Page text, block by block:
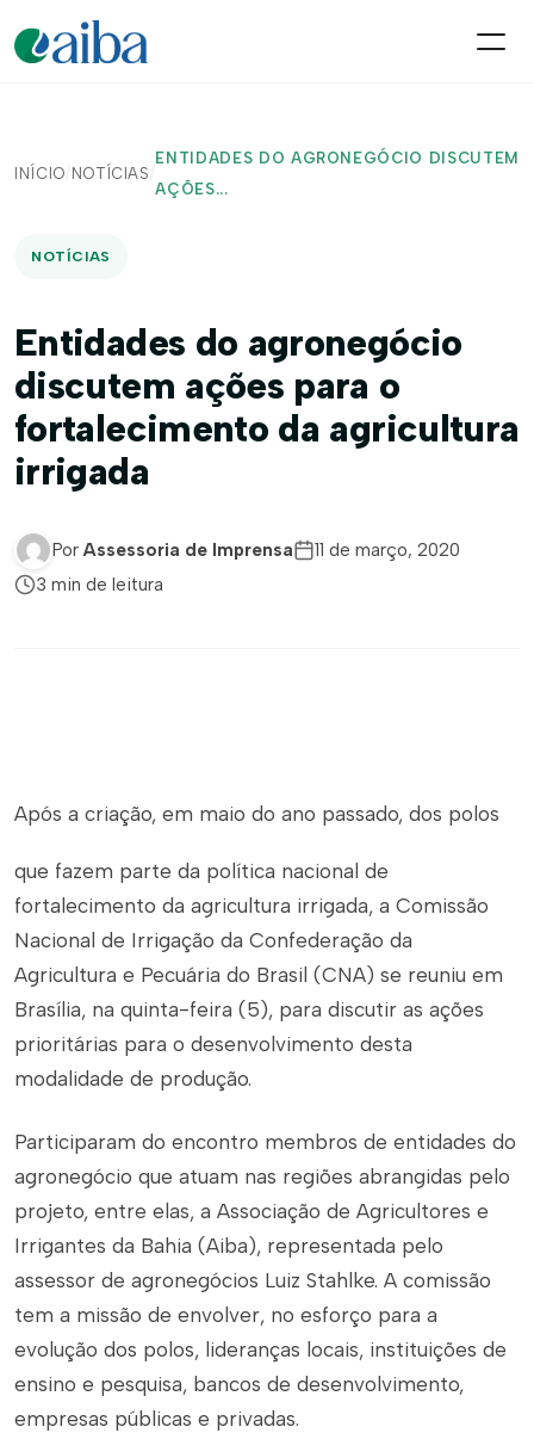
INÍCIO/ NOTÍCIAS /
ENTIDADES DO AGRONEGÓCIO DISCUTEM
AÇÕES...
NOTÍCIAS
Entidades do agronegócio
discutem ações para o
fortalecimento da agricultura
irrigada
Por Assessoria de Imprensa
11 de março, 2020
3 min de leitura
Após a criação, em maio do ano passado, dos polos
que fazem parte da política nacional de
fortalecimento da agricultura irrigada, a Comissão
Nacional de Irrigação da Confederação da
Agricultura e Pecuária do Brasil (CNA) se reuniu em
Brasília, na quinta-feira (5), para discutir as ações
prioritárias para o desenvolvimento desta
modalidade de produção.
Participaram do encontro membros de entidades do
agronegócio que atuam nas regiões abrangidas pelo
projeto, entre elas, a Associação de Agricultores e
Irrigantes da Bahia (Aiba), representada pelo
assessor de agronegócios Luiz Stahlke. A comissão
tem a missão de envolver, no esforço para a
evolução dos polos, lideranças locais, instituições de
ensino e pesquisa, bancos de desenvolvimento,
empresas públicas e privadas.